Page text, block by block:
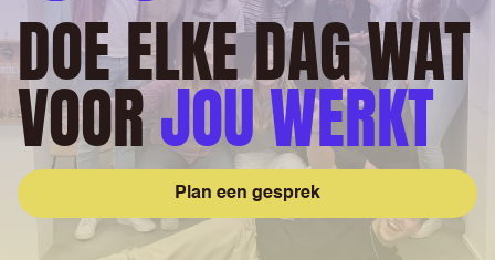
DOE ELKE DAG WAT
VOORJOU WERKT
Plan een gesprek